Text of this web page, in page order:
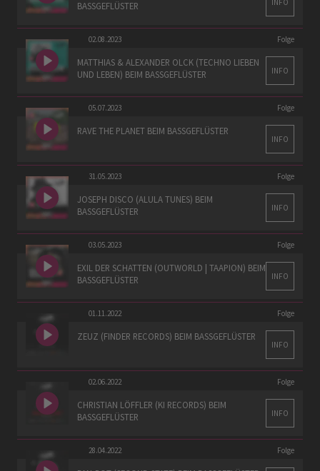
BASSGEFLÜSTER
INFO
02.08.2023 Folge
MATTHIAS & ALEXANDER OLCK (TECHNO LIEBEN
UND LEBEN) BEIM BASSGEFLÜSTER
INFO
05.07.2023 Folge
RAVE THE PLANET BEIM BASSGEFLÜSTER
INFO
31.05.2023 Folge
JOSEPH DISCO (ALULA TUNES) BEIM
BASSGEFLÜSTER
INFO
03.05.2023 Folge
EXIL DER SCHATTEN (OUTWORLD | TAAPION) BEIM
BASSGEFLÜSTER
INFO
01.11.2022 Folge
ZEUZ (FINDER RECORDS) BEIM BASSGEFLÜSTER
INFO
02.06.2022 Folge
CHRISTIAN LÖFFLER (KI RECORDS) BEIM
BASSGEFLÜSTER
INFO
28.04.2022 Folge